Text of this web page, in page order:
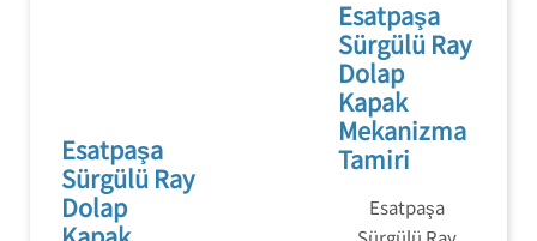
Esatpaşa
Sürgülü Ray
Dolap
Esatpaşa
Sürgülü Ray
Dolap
Kapak
Mekanizma
Tamiri
Esatpaşa